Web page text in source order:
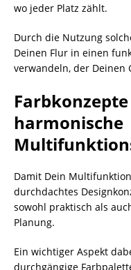
wo jeder Platz zählt.
Durch die Nutzung
Deinen Flur in einen
verwandeln, der Deinen
harmonische
Damit Dein
durchdachtes
sowohl praktisch als
Planung.
Ein wichtiger Aspekt
durchgängige